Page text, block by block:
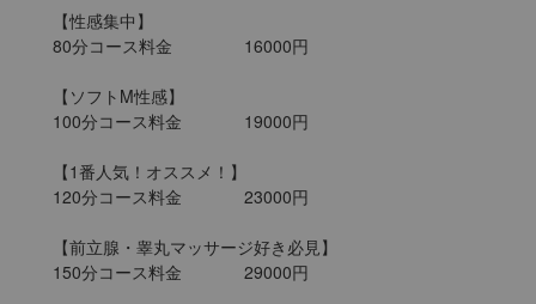
【性感集中】
80分コース料金		16000円
【ソフトM性感】
100分コース料金		19000円
【1番人気！オススメ！】
120分コース料金		23000円
【前立腺・睾丸マッサージ好き必見】
150分コース料金		29000円